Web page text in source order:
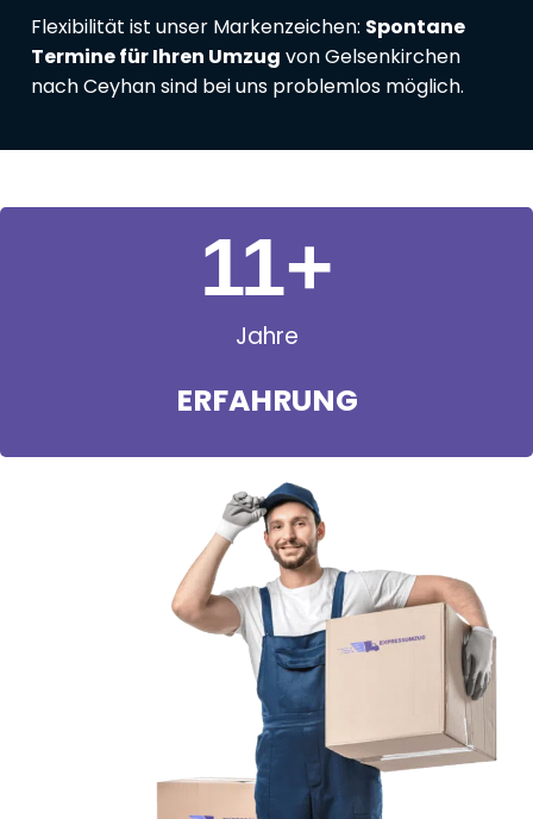
Flexibilität ist unser Markenzeichen: Spontane
Termine für Ihren Umzug von Gelsenkirchen
nach Ceyhan sind bei uns problemlos möglich.
Jahre
ERFAHRUNG
11+